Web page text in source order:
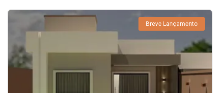
Breve Lançamento